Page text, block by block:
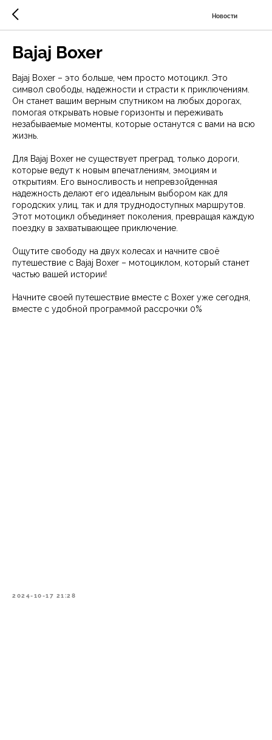
Новости
Bajaj Boxer
Bajaj Boxer – это больше, чем просто мотоцикл. Это
символ свободы, надежности и страсти к приключениям.
Он станет вашим верным спутником на любых дорогах,
помогая открывать новые горизонты и переживать
незабываемые моменты, которые останутся с вами на всю
жизнь.
Для Bajaj Boxer не существует преград, только дороги,
которые ведут к новым впечатлениям, эмоциям и
открытиям. Его выносливость и непревзойденная
надежность делают его идеальным выбором как для
городских улиц, так и для труднодоступных маршрутов.
Этот мотоцикл объединяет поколения, превращая каждую
поездку в захватывающее приключение.
Ощутите свободу на двух колесах и начните своё
путешествие с Bajaj Boxer – мотоциклом, который станет
частью вашей истории!
Начните своей путешествие вместе с Boxer уже сегодня,
вместе с удобной программой рассрочки 0%
2024-10-17 21:28